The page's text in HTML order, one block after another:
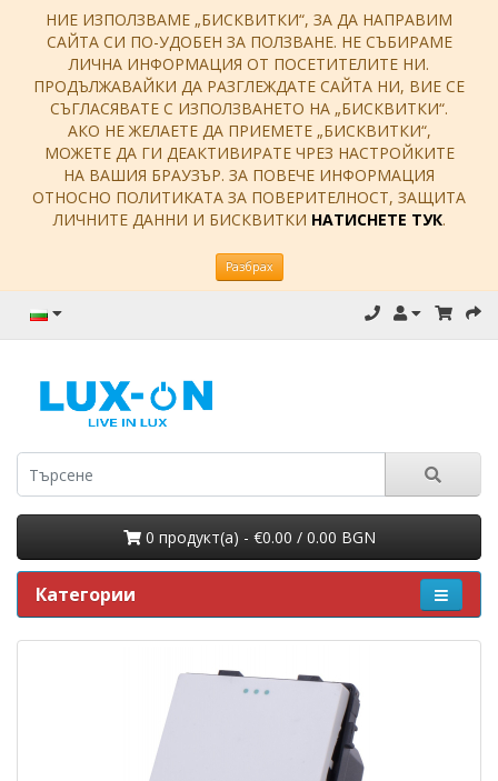
НИЕ ИЗПОЛЗВАМЕ „БИСКВИТКИ“, ЗА ДА НАПРАВИМ
САЙТА СИ ПО-УДОБЕН ЗА ПОЛЗВАНЕ. НЕ СЪБИРАМЕ
ЛИЧНА ИНФОРМАЦИЯ ОТ ПОСЕТИТЕЛИТЕ НИ.
ПРОДЪЛЖАВАЙКИ ДА РАЗГЛЕЖДАТЕ САЙТА НИ, ВИЕ СЕ
СЪГЛАСЯВАТЕ С ИЗПОЛЗВАНЕТО НА „БИСКВИТКИ“.
АКО НЕ ЖЕЛАЕТЕ ДА ПРИЕМЕТЕ „БИСКВИТКИ“,
МОЖЕТЕ ДА ГИ ДЕАКТИВИРАТЕ ЧРЕЗ НАСТРОЙКИТЕ
НА ВАШИЯ БРАУЗЪР. ЗА ПОВЕЧЕ ИНФОРМАЦИЯ
ОТНОСНО ПОЛИТИКАТА ЗА ПОВЕРИТЕЛНОСТ, ЗАЩИТА
ЛИЧНИТЕ ДАННИ И БИСКВИТКИ НАТИСНЕТЕ ТУК.
Разбрах
0 продукт(a) - €0.00 / 0.00 BGN
Категории